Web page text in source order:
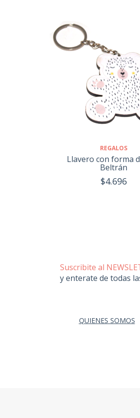
REGALOS
Llavero con forma
Beltrán
$4.696
Suscribite al
y enterate de todas
QUIENES SOMOS